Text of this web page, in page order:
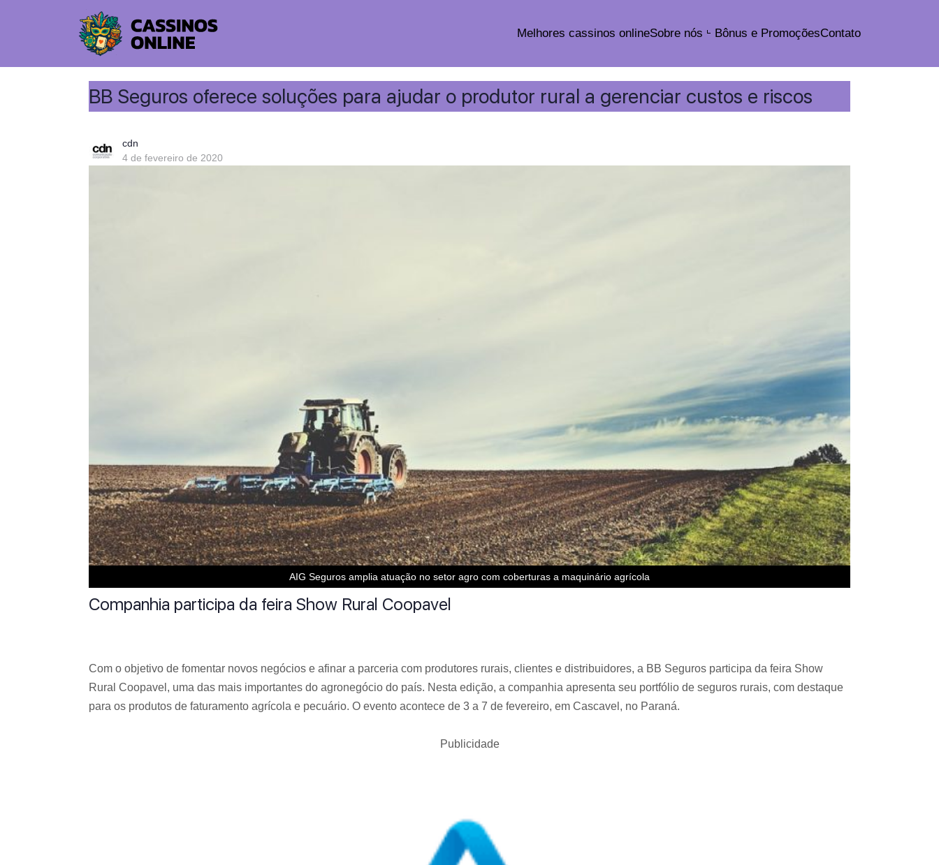
Melhores cassinos onlineSobre nós Bônus e PromoçõesContato
BB Seguros oferece soluções para ajudar o produtor rural a gerenciar custos e riscos
cdn
4 de fevereiro de 2020
AIG Seguros amplia atuação no setor agro com coberturas a maquinário agrícola
Companhia participa da feira Show Rural Coopavel
Com o objetivo de fomentar novos negócios e afinar a parceria com produtores rurais, clientes e distribuidores, a BB Seguros participa da feira Show
Rural Coopavel, uma das mais importantes do agronegócio do país. Nesta edição, a companhia apresenta seu portfólio de seguros rurais, com destaque
para os produtos de faturamento agrícola e pecuário. O evento acontece de 3 a 7 de fevereiro, em Cascavel, no Paraná.
Publicidade